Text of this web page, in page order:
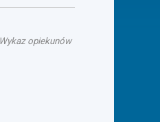
Wykaz opiekunów